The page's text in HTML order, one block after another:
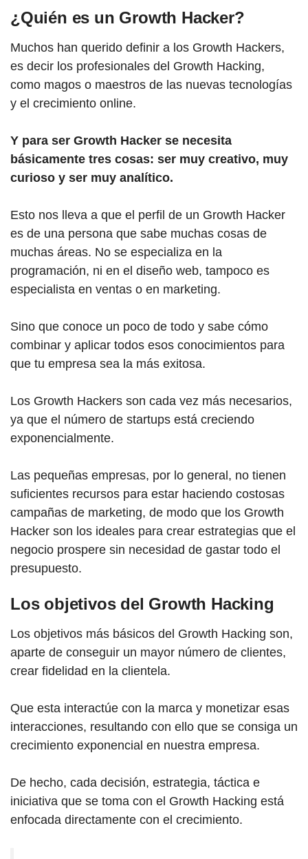
¿Quién es un Growth Hacker?
Muchos han querido definir a los Growth Hackers,
es decir los profesionales del Growth Hacking,
como magos o maestros de las nuevas tecnologías
y el crecimiento online.
Y para ser Growth Hacker se necesita
básicamente tres cosas: ser muy creativo, muy
curioso y ser muy analítico.
Esto nos lleva a que el perfil de un Growth Hacker
es de una persona que sabe muchas cosas de
muchas áreas. No se especializa en la
programación, ni en el diseño web, tampoco es
especialista en ventas o en marketing.
Sino que conoce un poco de todo y sabe cómo
combinar y aplicar todos esos conocimientos para
que tu empresa sea la más exitosa.
Los Growth Hackers son cada vez más necesarios,
ya que el número de startups está creciendo
exponencialmente.
Las pequeñas empresas, por lo general, no tienen
suficientes recursos para estar haciendo costosas
campañas de marketing, de modo que los Growth
Hacker son los ideales para crear estrategias que el
negocio prospere sin necesidad de gastar todo el
presupuesto.
Los objetivos del Growth Hacking
Los objetivos más básicos del Growth Hacking son,
aparte de conseguir un mayor número de clientes,
crear fidelidad en la clientela.
Que esta interactúe con la marca y monetizar esas
interacciones, resultando con ello que se consiga un
crecimiento exponencial en nuestra empresa.
De hecho, cada decisión, estrategia, táctica e
iniciativa que se toma con el Growth Hacking está
enfocada directamente con el crecimiento.